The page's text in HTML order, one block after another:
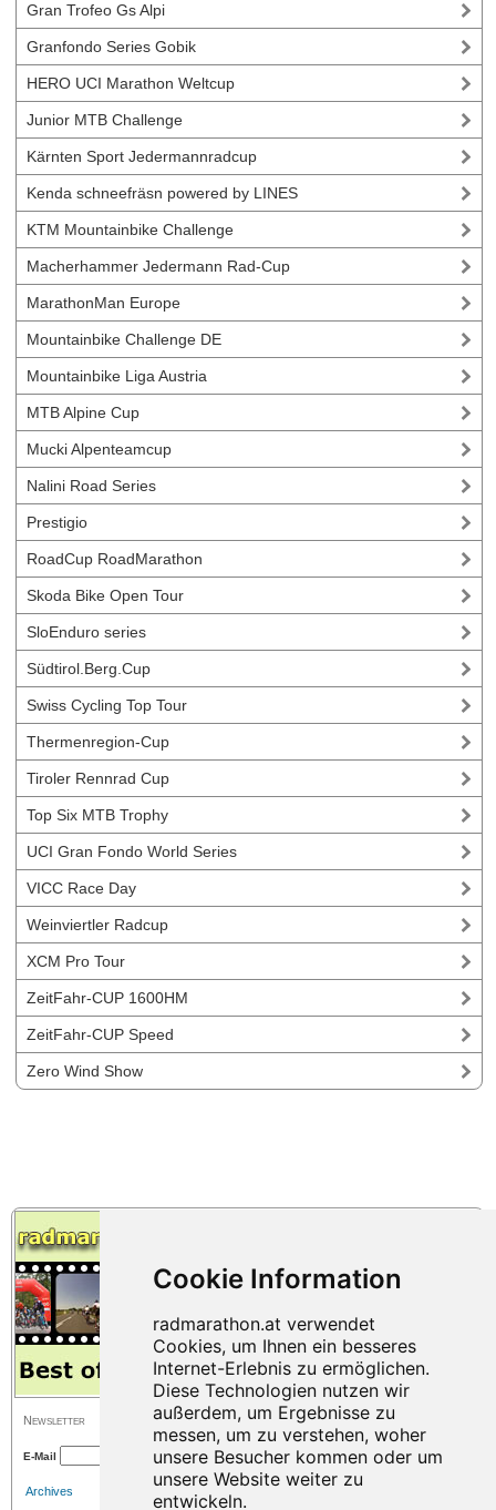
Gran Trofeo Gs Alpi
Granfondo Series Gobik
HERO UCI Marathon Weltcup
Junior MTB Challenge
Kärnten Sport Jedermannradcup
Kenda schneefräsn powered by LINES
KTM Mountainbike Challenge
Macherhammer Jedermann Rad-Cup
MarathonMan Europe
Mountainbike Challenge DE
Mountainbike Liga Austria
MTB Alpine Cup
Mucki Alpenteamcup
Nalini Road Series
Prestigio
RoadCup RoadMarathon
Skoda Bike Open Tour
SloEnduro series
Südtirol.Berg.Cup
Swiss Cycling Top Tour
Thermenregion-Cup
Tiroler Rennrad Cup
Top Six MTB Trophy
UCI Gran Fondo World Series
VICC Race Day
Weinviertler Radcup
XCM Pro Tour
ZeitFahr-CUP 1600HM
ZeitFahr-CUP Speed
Zero Wind Show
Newsletter
E-Mail
Archives